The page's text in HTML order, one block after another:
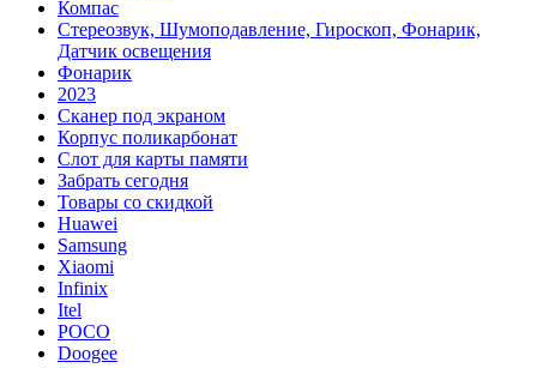
Компас
Стереозвук, Шумоподавление, Гироскоп, Фонарик,
Датчик освещения
Фонарик
2023
Сканер под экраном
Корпус поликарбонат
Слот для карты памяти
Забрать сегодня
Товары со скидкой
Huawei
Samsung
Xiaomi
Infinix
Itel
POCO
Doogee